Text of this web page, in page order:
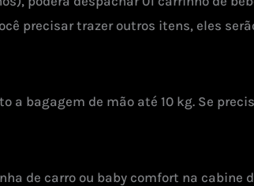
precisar trazer outros itens, eles
a bagagem de mão até 10 kg. Se
de carro ou baby comfort na